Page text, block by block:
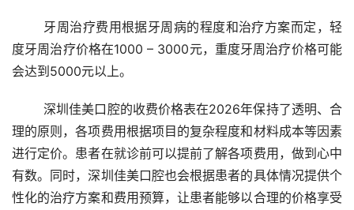
度牙周治疗价格在1000 – 3000元，重度牙周治疗价格可能
会达到5000元以上。
	深圳佳美口腔的收费价格表在2026年保持了透明、合
理的原则，各项费用根据项目的复杂程度和材料成本等因素
进行定价。患者在就诊前可以提前了解各项费用，做到心中
有数。同时，深圳佳美口腔也会根据患者的具体情况提供个
性化的治疗方案和费用预算，让患者能够以合理的价格享受